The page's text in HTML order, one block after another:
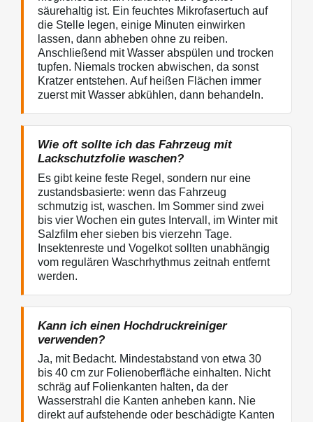
säurehaltig ist. Ein feuchtes Mikrofasertuch auf
die Stelle legen, einige Minuten einwirken
lassen, dann abheben ohne zu reiben.
Anschließend mit Wasser abspülen und trocken
tupfen. Niemals trocken abwischen, da sonst
Kratzer entstehen. Auf heißen Flächen immer
zuerst mit Wasser abkühlen, dann behandeln.
Wie oft sollte ich das Fahrzeug mit
Lackschutzfolie waschen?
Es gibt keine feste Regel, sondern nur eine
zustandsbasierte: wenn das Fahrzeug
schmutzig ist, waschen. Im Sommer sind zwei
bis vier Wochen ein gutes Intervall, im Winter mit
Salzfilm eher sieben bis vierzehn Tage.
Insektenreste und Vogelkot sollten unabhängig
vom regulären Waschrhythmus zeitnah entfernt
werden.
Kann ich einen Hochdruckreiniger
verwenden?
Ja, mit Bedacht. Mindestabstand von etwa 30
bis 40 cm zur Folienoberfläche einhalten. Nicht
schräg auf Folienkanten halten, da der
Wasserstrahl die Kanten anheben kann. Nie
direkt auf aufstehende oder beschädigte Kanten